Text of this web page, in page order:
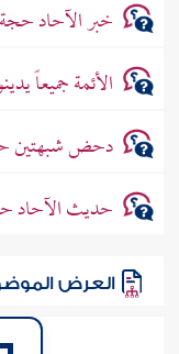
خبر الآحاد حجة
الأئمة جميعاً
دحض شبهتين
حديث الآحاد
العرض